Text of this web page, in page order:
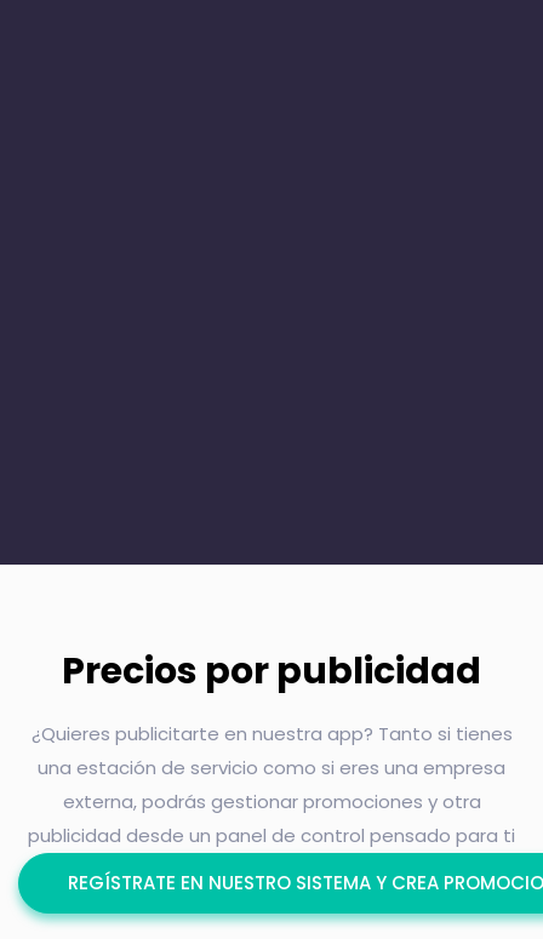
Precios por publicidad
¿Quieres publicitarte en nuestra app? Tanto si tienes
una estación de servicio como si eres una empresa
externa, podrás gestionar promociones y otra
publicidad desde un panel de control pensado para ti
REGÍSTRATE EN NUESTRO SISTEMA Y CREA